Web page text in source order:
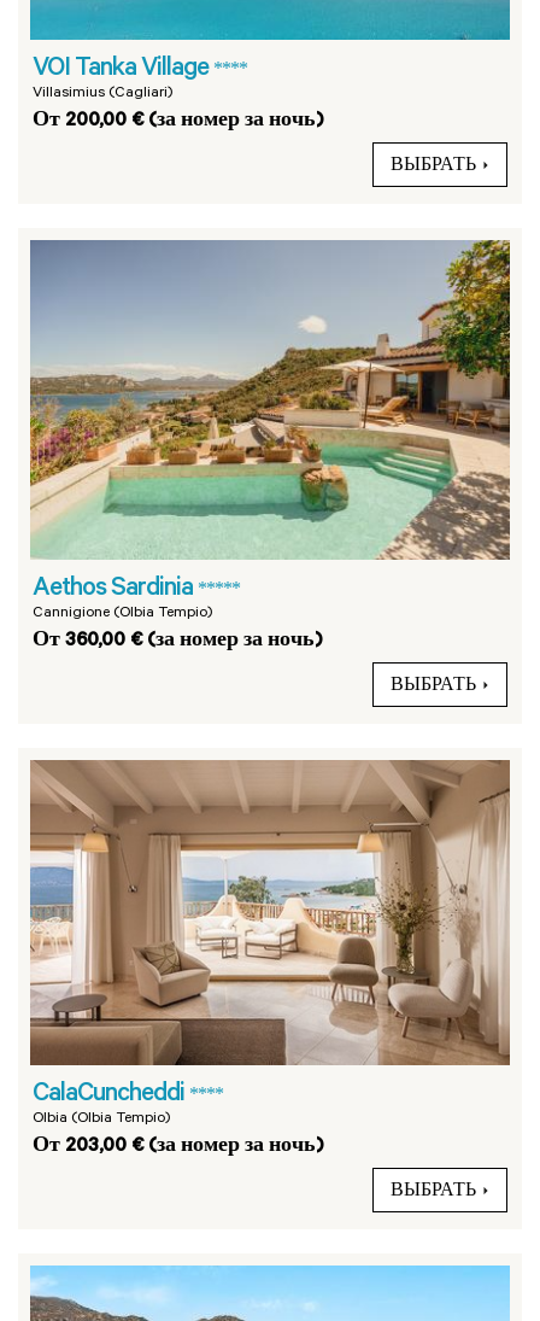
VOI Tanka Village ****
Villasimius (Cagliari)
От 200,00 € (за номер за ночь)
ВЫБРАТЬ
Aethos Sardinia *****
Cannigione (Olbia Tempio)
От 360,00 € (за номер за ночь)
ВЫБРАТЬ
CalaCuncheddi ****
Olbia (Olbia Tempio)
От 203,00 € (за номер за ночь)
ВЫБРАТЬ